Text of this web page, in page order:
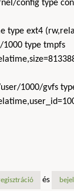
config type
type ext4
type tmpfs
1000/gvfs
és